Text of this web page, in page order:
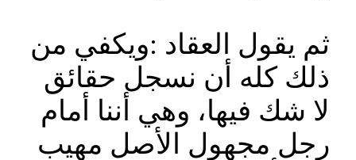
ثم يقول العقاد :ويكفي من
ذلك كله أن نسجل حقائق
لا شك فيها، وهي أننا أمام
رجل مجهول الأصل مهيب